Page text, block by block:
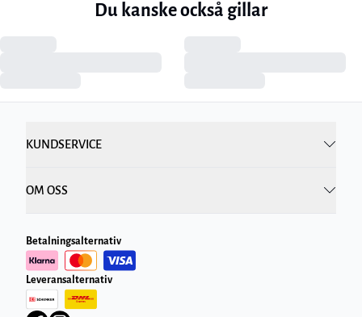
Du kanske också gillar
KUNDSERVICE
OM OSS
Betalningsalternativ
Leveransalternativ